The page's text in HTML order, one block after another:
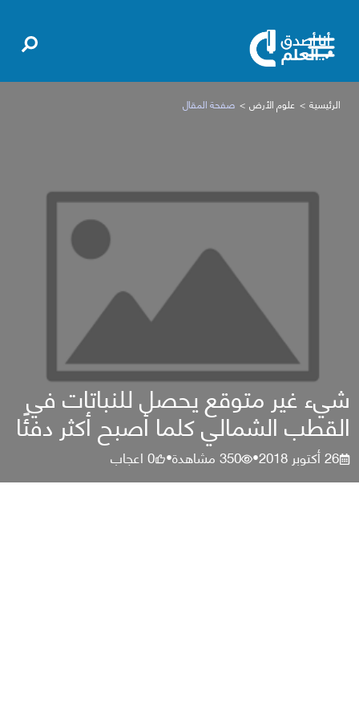
الرئيسية علوم الأرض صفحة المقال
شيء غير متوقع يحصل للنباتات في
القطب الشمالي كلما أصبح أكثر دفئًا
26 أكتوبر 2018 •
350مشاهدة•
0اعجاب